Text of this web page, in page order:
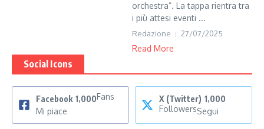
orchestra”. La tappa rientra tra
i più attesi eventi ...
Redazione 27/07/2025
Read More
Social Icons
Facebook 1,000Fans
Mi piace
X (Twitter) 1,000
FollowersSegui